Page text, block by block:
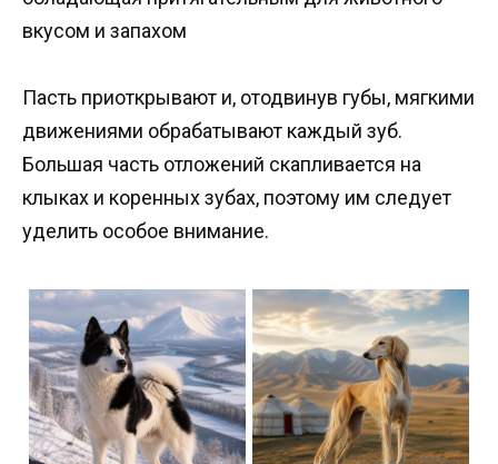
вкусом и запахом
Пасть приоткрывают и, отодвинув губы, мягкими
движениями обрабатывают каждый зуб.
Большая часть отложений скапливается на
клыках и коренных зубах, поэтому им следует
уделить особое внимание.